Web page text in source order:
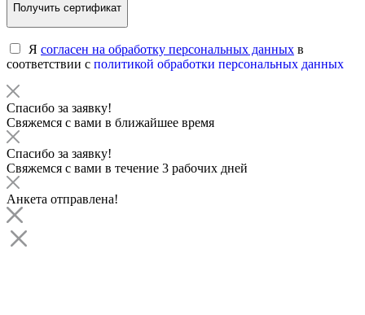
Получить сертификат
Я согласен на обработку персональных данных в
соответствии с политикой обработки персональных данных
Спасибо за заявку!
Свяжемся с вами в ближайшее время
Спасибо за заявку!
Свяжемся с вами в течение 3 рабочих дней
Анкета отправлена!